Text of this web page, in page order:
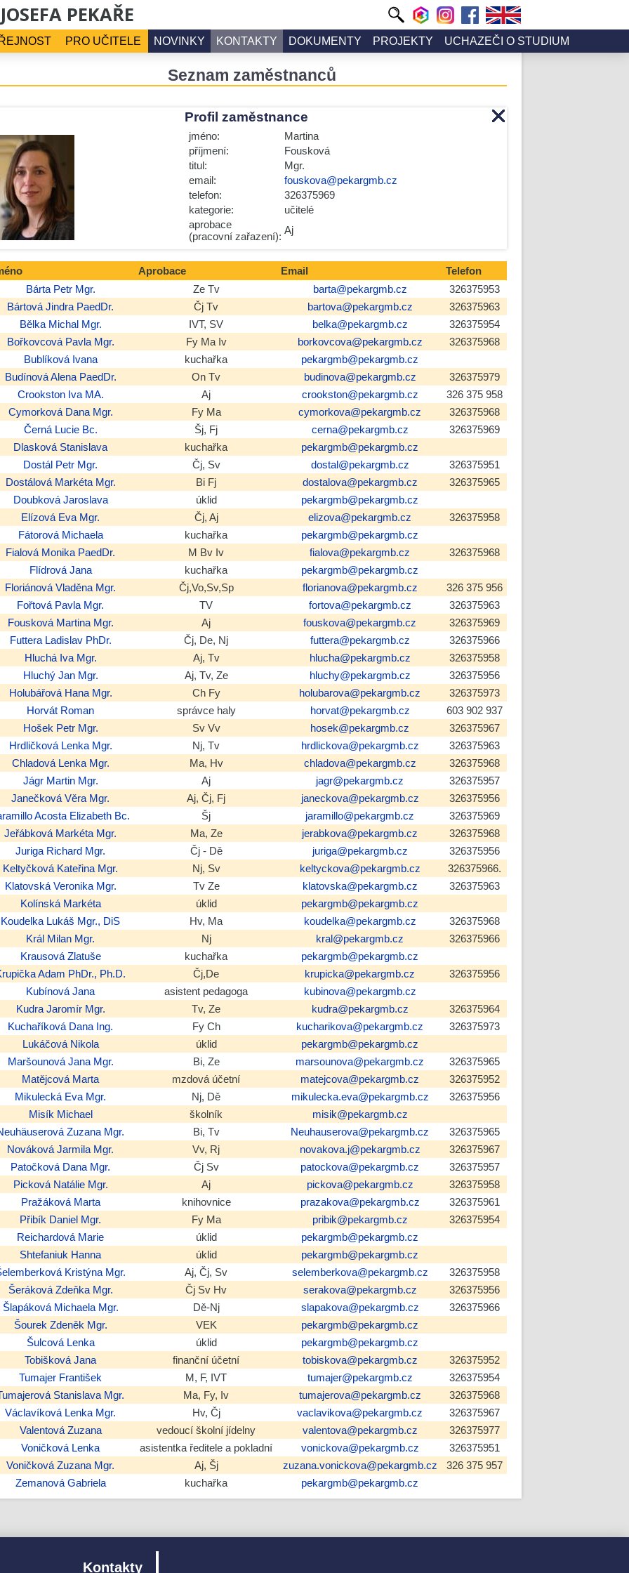
PEKAŘE
PRO UČITELE NOVINKY KONTAKTY DOKUMENTY PROJEKTY UCHAZEČI O STUDIUM
Seznam zaměstnanců
Profil zaměstnance
jméno:
Martina
příjmení:
Fousková
titul:
Mgr.
email:
fouskova@pekargmb.cz
telefon:
326375969
kategorie:
učitelé
aprobace
(pracovní zařazení):
Aj
Aprobace Email
Telefon
Bárta Petr Mgr. Ze Tv barta@pekargmb.cz
326375953
Bártová Jindra PaedDr. Čj Tv bartova@pekargmb.cz
326375963
Bělka Michal Mgr. IVT, SV belka@pekargmb.cz
326375954
Bořkovcová Pavla Mgr. Fy Ma Iv borkovcova@pekargmb.cz
326375968
Bublíková Ivana kuchařka
pekargmb@pekargmb.cz
BudínováAlena PaedDr. On Tv budinova@pekargmb.cz
326375979
Crookston Iva MA. Aj crookston@pekargmb.cz
326 375 958
Cymorková Dana Mgr. Fy Ma cymorkova@pekargmb.cz
326375968
Černá Lucie Bc. Šj, Fj cerna@pekargmb.cz
326375969
Dlasková Stanislava kuchařka
pekargmb@pekargmb.cz
Dostál Petr Mgr. Čj, Sv dostal@pekargmb.cz
326375951
Dostálová Markéta Mgr. Bi Fj dostalova@pekargmb.cz
326375965
Doubková Jaroslava úklid
pekargmb@pekargmb.cz
Elízová Eva Mgr. Čj, Aj elizova@pekargmb.cz
326375958
Fátorová Michaela kuchařka
pekargmb@pekargmb.cz
Fialová Monika PaedDr. M Bv Iv fialova@pekargmb.cz
326375968
Flídrová Jana kuchařka
pekargmb@pekargmb.cz
Floriánová Vladěna Mgr. Čj,Vo,Sv,Sp florianova@pekargmb.cz
326 375 956
Fořtová Pavla Mgr. TV fortova@pekargmb.cz
326375963
Fousková Martina Mgr. Aj fouskova@pekargmb.cz
326375969
Futtera Ladislav PhDr. Čj, De, Nj futtera@pekargmb.cz
326375966
Hluchá Iva Mgr. Aj, Tv hlucha@pekargmb.cz
326375958
Hluchý Jan Mgr. Aj, Tv, Ze hluchy@pekargmb.cz
326375956
Holubářová Hana Mgr. Ch Fy holubarova@pekargmb.cz
326375973
Horvát Roman správce haly horvat@pekargmb.cz
603 902 937
Hošek Petr Mgr. Sv Vv hosek@pekargmb.cz
326375967
Hrdličková Lenka Mgr. Nj, Tv hrdlickova@pekargmb.cz
326375963
Chladová Lenka Mgr. Ma, Hv chladova@pekargmb.cz
326375968
Jágr Martin Mgr. Aj jagr@pekargmb.cz
326375957
Janečková Věra Mgr. Aj, Čj, Fj janeckova@pekargmb.cz
326375956
Acosta Elizabeth Bc. Šj jaramillo@pekargmb.cz
326375969
Jeřábková Markéta Mgr. Ma, Ze jerabkova@pekargmb.cz
326375968
Juriga Richard Mgr. Čj - Dě juriga@pekargmb.cz
326375956
Keltyčková Kateřina Mgr. Nj, Sv keltyckova@pekargmb.cz
326375966.
Klatovská Veronika Mgr. Tv Ze klatovska@pekargmb.cz
326375963
Kolínská Markéta úklid
pekargmb@pekargmb.cz
Koudelka Lukáš Mgr., DiS Hv, Ma koudelka@pekargmb.cz
326375968
Král Milan Mgr. Nj kral@pekargmb.cz
326375966
Krausová Zlatuše kuchařka
pekargmb@pekargmb.cz
Adam PhDr., Ph.D. Čj,De krupicka@pekargmb.cz
326375956
Kubínová Jana asistent pedagoga
kubinova@pekargmb.cz
Kudra Jaromír Mgr. Tv, Ze kudra@pekargmb.cz
326375964
Kuchaříková Dana Ing. Fy Ch kucharikova@pekargmb.cz
326375973
Lukáčová Nikola úklid
pekargmb@pekargmb.cz
Maršounová Jana Mgr. Bi, Ze marsounova@pekargmb.cz
326375965
Matějcová Marta mzdová účetní matejcova@pekargmb.cz
326375952
Mikulecká Eva Mgr. Nj, Dě mikulecka.eva@pekargmb.cz
326375956
Misík Michael školník
misik@pekargmb.cz
Zuzana Mgr. Bi, Tv Neuhauserova@pekargmb.cz
326375965
Nováková Jarmila Mgr. Vv, Rj novakova.j@pekargmb.cz
326375967
Patočková Dana Mgr. Čj Sv patockova@pekargmb.cz
326375957
Picková Natálie Mgr. Aj pickova@pekargmb.cz
326375958
Pražáková Marta knihovnice prazakova@pekargmb.cz
326375961
Přibík Daniel Mgr. Fy Ma pribik@pekargmb.cz
326375954
Reichardová Marie úklid
pekargmb@pekargmb.cz
Shtefaniuk Hanna úklid
pekargmb@pekargmb.cz
Kristýna Mgr. Aj, Čj, Sv selemberkova@pekargmb.cz
326375958
Šeráková Zdeňka Mgr. Čj Sv Hv serakova@pekargmb.cz
326375956
Šlapáková Michaela Mgr. Dě-Nj slapakova@pekargmb.cz
326375966
Šourek Zdeněk Mgr. VEK
pekargmb@pekargmb.cz
Šulcová Lenka úklid
pekargmb@pekargmb.cz
Tobišková Jana finanční účetní tobiskova@pekargmb.cz
326375952
Tumajer František M, F, IVT tumajer@pekargmb.cz
326375954
Stanislava Mgr. Ma, Fy, Iv tumajerova@pekargmb.cz
326375968
Václavíková Lenka Mgr. Hv, Čj vaclavikova@pekargmb.cz
326375967
Valentová Zuzana vedoucí školní jídelny valentova@pekargmb.cz
326375977
Voničková Lenka asistentka ředitele a pokladní vonickova@pekargmb.cz
326375951
Voničková Zuzana Mgr. Aj, Šj zuzana.vonickova@pekargmb.cz
326 375 957
Zemanová Gabriela kuchařka pekargmb@pekargmb.cz
Kontakty